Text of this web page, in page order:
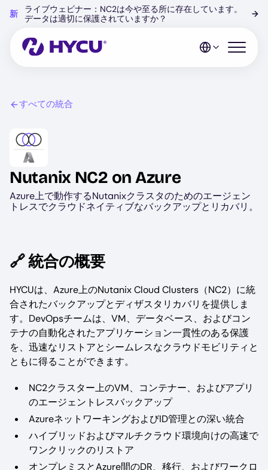
content
新
ライブウェビナー：NC2は今や至る所に存在しています。
データは適切に保護されていますか？
→
Open
すべての統合
Image
Nutanix NC2 on Azure
Azure上で動作するNutanixクラスタのためのエージェン
トレスでクラウドネイティブなバックアップとリカバリ。
🔗 統合の概要
HYCUは、Azure上のNutanix Cloud Clusters（NC2）に統
合されたバックアップとディザスタリカバリを提供しま
す。DevOpsチームは、VM、データベース、およびコン
テナの自動化されたアプリケーション一貫性のある保護
を、迅速なリストアとシームレスなクラウドモビリティと
ともに得ることができます。
NC2クラスター上のVM、コンテナー、およびアプリ
のエージェントレスバックアップ
AzureネットワーキングおよびID管理との深い統合
ハイブリッドおよびマルチクラウド環境向けの高速で
ワンクリックのリストア
オンプレミスとAzure間のDR、移行、およびワークロ